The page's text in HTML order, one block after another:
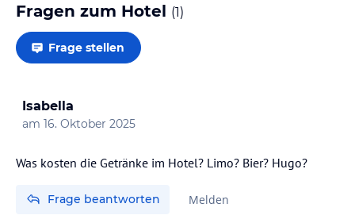
Fragen zum Hotel (1)
Frage stellen
Isabella
am 16. Oktober 2025
Was kosten die Getränke im Hotel? Limo? Bier? Hugo?
Frage beantworten Melden